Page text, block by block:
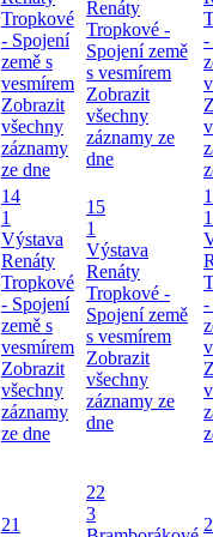
Tropkové
- Spojení
země s
vesmírem
Zobrazit
všechny
záznamy
ze dne
Renáty
Tropkové -
Spojení země
s vesmírem
Zobrazit
všechny
záznamy ze
dne
-
14
1
Výstava
Renáty
Tropkové
- Spojení
země s
vesmírem
Zobrazit
všechny
záznamy
ze dne
15
1
Výstava
Renáty
Tropkové -
Spojení země
s vesmírem
Zobrazit
všechny
záznamy ze
dne
1
-
21
22
3